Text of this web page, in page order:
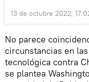
13 de octubre 2022,
No parece
circunstancias en
tecnológica contra
se plantea